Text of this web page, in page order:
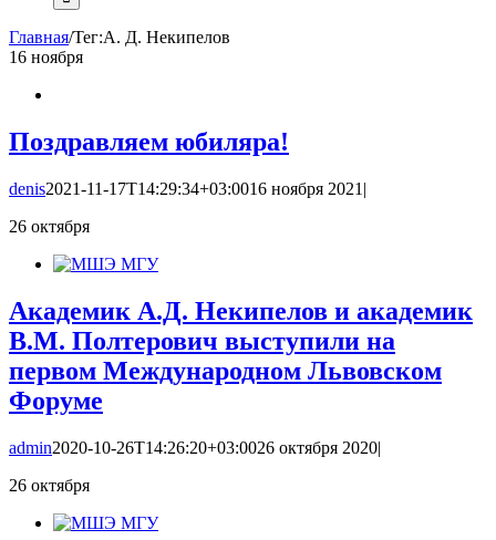
Главная/Тег:А. Д. Некипелов
16 ноября
Поздравляем юбиляра!
denis2021-11-17T14:29:34+03:0016 ноября 2021 |
26 октября
Академик А.Д. Некипелов и академик
В.М. Полтерович выступили на
первом Международном Львовском
Форуме
admin2020-10-26T14:26:20+03:0026 октября 2020|
26 октября